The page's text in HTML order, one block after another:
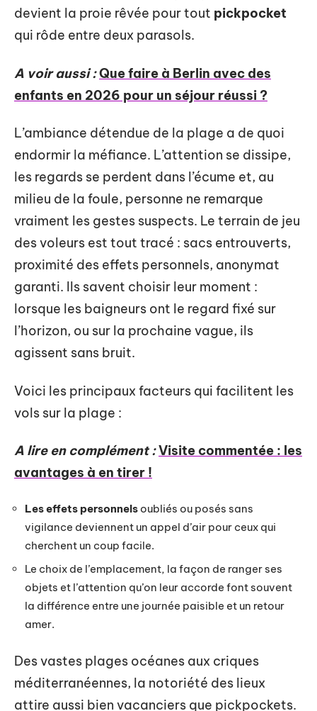
devient la proie rêvée pour tout pickpocket
qui rôde entre deux parasols.
A voir aussi :Que faire à Berlin avec des
enfants en 2026 pour un séjour réussi ?
L’ambiance détendue de la plage a de quoi
endormir la méfiance. L’attention se dissipe,
les regards se perdent dans l’écume et, au
milieu de la foule, personne ne remarque
vraiment les gestes suspects. Le terrain de jeu
des voleurs est tout tracé : sacs entrouverts,
proximité des effets personnels, anonymat
garanti. Ils savent choisir leur moment :
lorsque les baigneurs ont le regard fixé sur
l’horizon, ou sur la prochaine vague, ils
agissent sans bruit.
Voici les principaux facteurs qui facilitent les
vols sur la plage :
A lire en complément :Visite commentée : les
avantages à en tirer !
Les effets personnels oubliés ou posés sans
vigilance deviennent un appel d’air pour ceux qui
cherchent un coup facile.
Le choix de l’emplacement, la façon de ranger ses
objets et l’attention qu’on leur accorde font souvent
la différence entre une journée paisible et un retour
amer.
Des vastes plages océanes aux criques
méditerranéennes, la notoriété des lieux
attire aussi bien vacanciers que pickpockets.